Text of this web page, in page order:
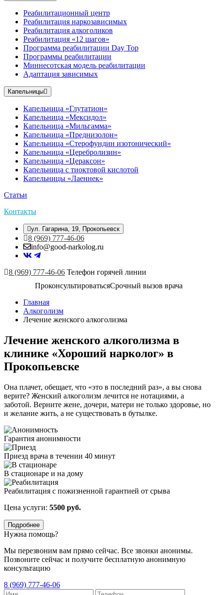
Реабилитационный центр
Реабилитация наркозависимых
Реабилитация алкоголиков
Реабилитация «12 шагов»
Программа реабилитации Day Top
Программы реабилитации
Миннесотская модель реабилитации
Адаптация зависимых
Капельницы
Капельница «Глутатион»
Капельница «Мексидол»
Капельница «Мильгамма»
Капельница «Преднизолон»
Капельница «Стерофундин изотонический»
Капельница «Церебролизин»
Капельница «Цераксон»
Капельница с тиоктовой кислотой
Капельницы «Лаеннек»
Статьи
Контакты
ул. Гагарина, 19, Прокопьевск
8 (969) 777-46-06
info@good-narkolog.ru
8 (969) 777-46-06 Телефон горячей линии
ПроконсультироватьсяСрочный вызов врача
Главная
Алкоголизм
Лечение женского алкоголизма
Лечение женского алкоголизма в
клинике «Хороший нарколог» в
Прокопьевске
Она плачет, обещает, что «это в последний раз», а вы снова
верите? Женский алкоголизм лечится не нотациями, а
заботой. Верните жене, дочери, матери не только здоровье, но
и желание жить, а не существовать в бутылке.
Гарантия анонимности
Приезд врача в течении 40 минут
В стационаре и на дому
Реабилитация с пожизненной гарантией от срыва
Цена услуги: 5500 руб.
Подробнее
Нужна помощь?
Мы перезвоним вам прямо сейчас. Все звонки анонимы.
Позвоните сейчас и получите бесплатную анонимную
консультацию
8 (969) 777-46-06